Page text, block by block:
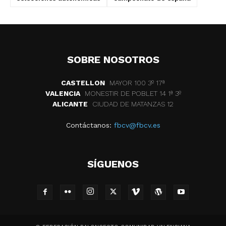
SOBRE NOSOTROS
CASTELLON
MAYOR 100 3º 17ª
VALENCIA
MONESTIR DE POBLET 14 1ª 3º
ALICANTE
CIUDAD DE MATANZAS 12
Contáctanos: fbcv@fbcv.es
SÍGUENOS